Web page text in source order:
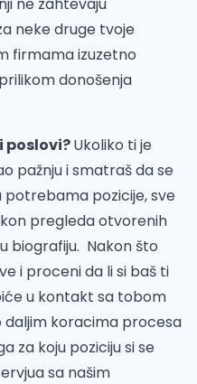
neke druge tvoje
firmama izuzetno
donošenja
poslovi?Ukoliko ti je
pažnju i smatraš da se
pozicije, sve
pregleda otvorenih
biografiju. Nakon što
i proceni da li si baš ti
u kontakt sa tobom
koracima procesa
za koju poziciju si se
sa našim